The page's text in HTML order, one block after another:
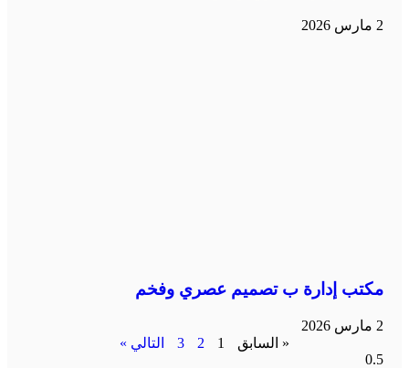
2 مارس 2026
مكتب إدارة ب تصميم عصري وفخم
2 مارس 2026
« السابق
1
2
3 التالي »